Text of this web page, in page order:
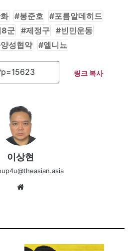
봉준호
포름알데히드
8군 제정구
빈민운동
성협약
엘니뇨
링크 복사
이상현